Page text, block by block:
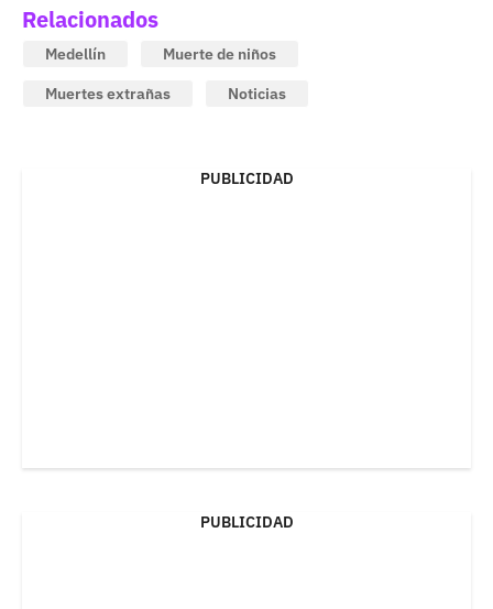
Relacionados
Medellín
Muerte de niños
Muertes extrañas
Noticias
PUBLICIDAD
PUBLICIDAD